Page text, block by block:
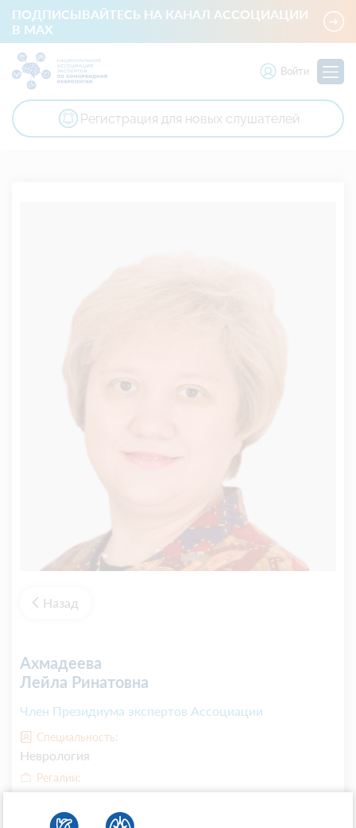
ПОДПИСЫВАЙТЕСЬ НА КАНАЛ АССОЦИАЦИИ
В MAX
Войти
Регистрация для новых слушателей
Назад
Ахмадеева
Лейла Ринатовна
Член Президиума экспертов Ассоциации
Специальность:
Неврология
Регалии:
Место работы: